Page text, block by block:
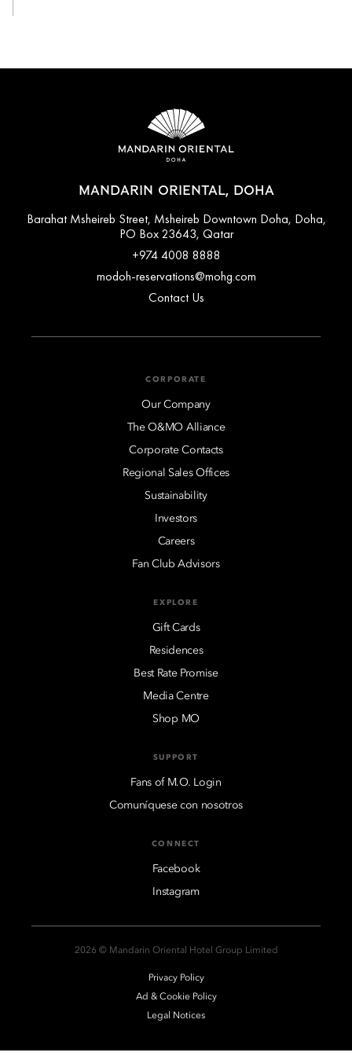
MANDARIN ORIENTAL, DOHA
Barahat Msheireb Street, Msheireb Downtown Doha, Doha,
PO Box 23643, Qatar
+974 4008 8888
modoh-reservations@mohg.com
Contact Us
CORPORATE
Our Company
The O&MO Alliance
Corporate Contacts
Regional Sales Offices
Sustainability
Investors
Careers
Fan Club Advisors
EXPLORE
Gift Cards
Residences
Best Rate Promise
Media Centre
Shop MO
SUPPORT
Fans of M.O. Login
Comuníquese con nosotros
CONNECT
Facebook
Instagram
2026 © Mandarin Oriental Hotel Group Limited
Privacy Policy
Ad & Cookie Policy
Legal Notices